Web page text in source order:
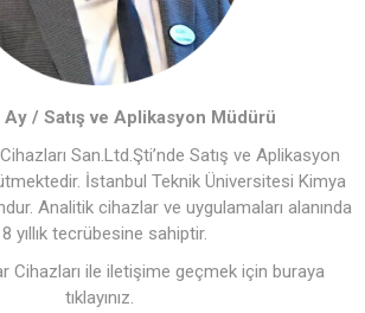
Ay / Satış ve Aplikasyon Müdürü
San.Ltd.Şti’nde Satış ve Aplikasyon
İstanbul Teknik Üniversitesi Kimya
Analitik cihazlar ve uygulamaları alanında
yıllık tecrübesine sahiptir.
Cihazları ile iletişime geçmek için buraya
tıklayınız.